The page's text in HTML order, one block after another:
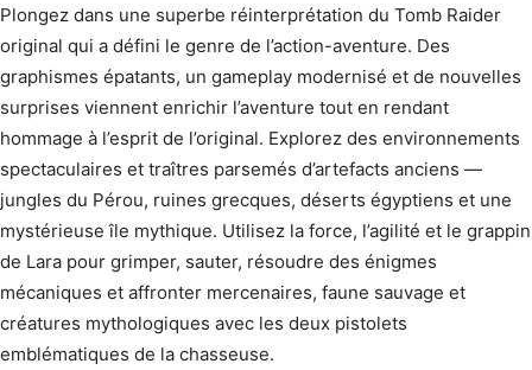
Plongez dans une superbe réinterprétation du Tomb Raider
original qui a défini le genre de l’action-aventure. Des
graphismes épatants, un gameplay modernisé et de nouvelles
surprises viennent enrichir l’aventure tout en rendant
hommage à l’esprit de l’original. Explorez des environnements
spectaculaires et traîtres parsemés d’artefacts anciens —
jungles du Pérou, ruines grecques, déserts égyptiens et une
mystérieuse île mythique. Utilisez la force, l’agilité et le grappin
de Lara pour grimper, sauter, résoudre des énigmes
mécaniques et affronter mercenaires, faune sauvage et
créatures mythologiques avec les deux pistolets
emblématiques de la chasseuse.